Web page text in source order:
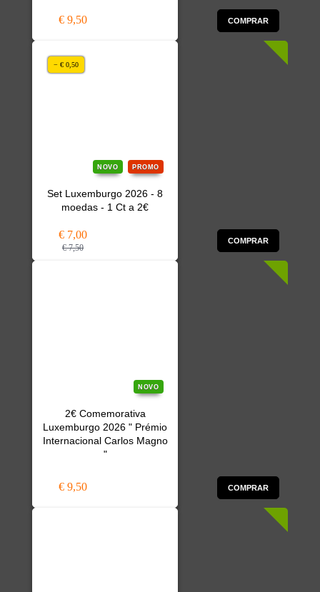
€ 9,50 COMPRAR
NOVO PROMO
Set Luxemburgo 2026 - 8
moedas - 1 Ct a 2€
€ 7,00
€ 7,50
COMPRAR
− € 0,50
NOVO
2€ Comemorativa
Luxemburgo 2026 " Prémio
Internacional Carlos Magno
"
€ 9,50 COMPRAR